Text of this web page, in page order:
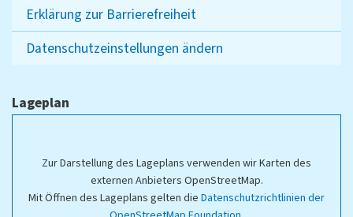
Erklärung zur Barrierefreiheit
Datenschutzeinstellungen ändern
Lageplan
Zur Darstellung des Lageplans verwenden wir Karten des
externen Anbieters OpenStreetMap.
Mit Öffnen des Lageplans gelten die Datenschutzrichtlinien der